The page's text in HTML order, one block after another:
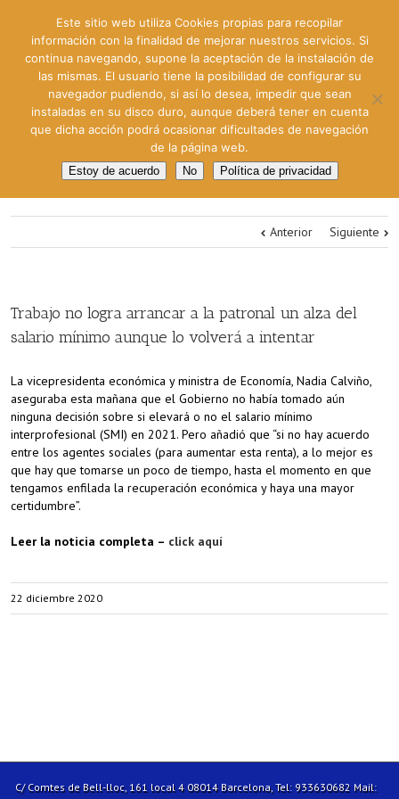
Anterior Siguiente
Trabajo no logra arrancar a la patronal un alza del
salario mínimo aunque lo volverá a intentar
La vicepresidenta económica y ministra de Economía, Nadia Calviño,
aseguraba esta mañana que el Gobierno no había tomado aún
ninguna decisión sobre si elevará o no el salario mínimo
interprofesional (SMI) en 2021. Pero añadió que “si no hay acuerdo
entre los agentes sociales (para aumentar esta renta), a lo mejor es
que hay que tomarse un poco de tiempo, hasta el momento en que
tengamos enfilada la recuperación económica y haya una mayor
certidumbre”.
Leer la noticia completa – click aquí
22 diciembre 2020
C/ Comtes de Bell-lloc, 161 local 4 08014 Barcelona, Tel: 933630682 Mail:
Este sitio web utiliza Cookies propias para recopilar
información con la finalidad de mejorar nuestros servicios. Si
continua navegando, supone la aceptación de la instalación de
las mismas. El usuario tiene la posibilidad de configurar su
navegador pudiendo, si así lo desea, impedir que sean
instaladas en su disco duro, aunque deberá tener en cuenta
que dicha acción podrá ocasionar dificultades de navegación
de la página web.
Estoy de acuerdo No Política de privacidad